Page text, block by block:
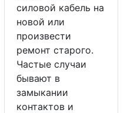
силовой кабель на
новой или
произвести
ремонт старого.
Частые случаи
бывают в
замыкании
контактов и